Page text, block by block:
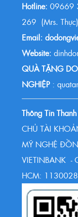
Hotline: 09669
269 (Mrs. Thực)
Email:
Website:
QUÀ TẶNG
NGHIỆP :
Thông Tin
CHỦ TÀI
MỸ NGHỆ
VIETINBANK -
HCM: